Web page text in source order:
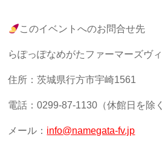
このイベントへのお問合せ先
らぽっぽなめがたファーマーズヴ
住所：茨城県行方市宇崎1561
電話：0299-87-1130（休館日を除
メール： info@namegata-fv.jp